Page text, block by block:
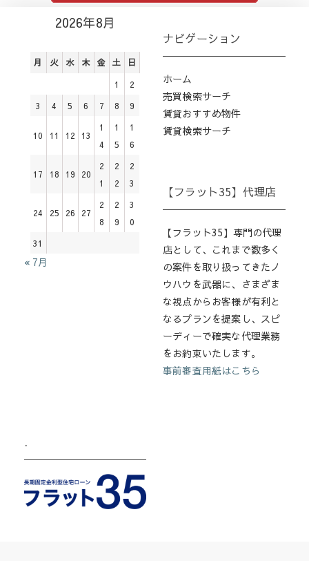
2026年8月
月 火 水 木 金 土 日
1
2
3
4 5 6 7 8 9
10 11 12 13
1
4
1
5
1
6
17 18 19 20
2
1
2
2
2
3
24 25 26 27
2
8
2
9
3
0
31
« 7月
ナビゲーション
ホーム
売買検索サーチ
賃貸おすすめ物件
賃貸検索サーチ
【フラット35】代理店
【フラット35】専門の代理
店として、これまで数多く
の案件を取り扱ってきたノ
ウハウを武器に、さまざま
な視点からお客様が有利と
なるプランを提案し、スピ
ーディーで確実な代理業務
をお約束いたします。
事前審査用紙はこちら
.